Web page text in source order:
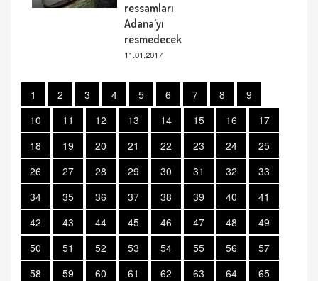
ressamları
Adana’yı
resmedecek
11.01.2017
1 2 3 4 5 6 7 8
9
10
11 12 13 14 15 16
17
18
19 20 21 22 23 24
25
26
27 28 29 30 31 32
33
34
35 36 37 38 39 40
41
42
43 44 45 46 47 48
49
50
51 52 53 54 55 56
57
58
59 60 61 62 63 64
65